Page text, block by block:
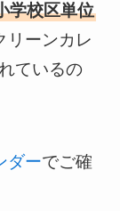
学校区単位
リーンカレ
ているの
ダーでご確